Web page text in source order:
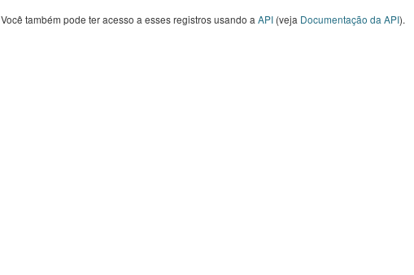
Você também pode ter acesso a esses registros usando a API (veja Documentação da API).